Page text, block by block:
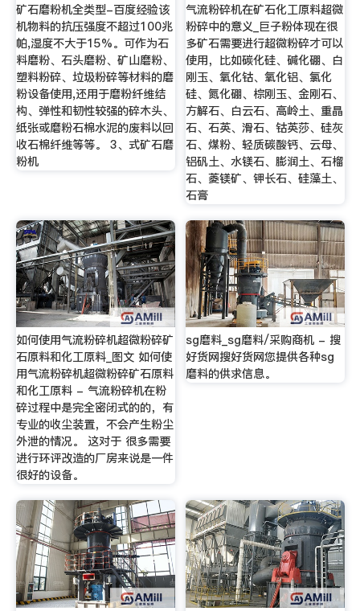
矿石磨粉机全类型-百度经验该
机物料的抗压强度不超过100兆
帕,湿度不大于15%。可作为石
料磨粉、石头磨粉、矿山磨粉、
塑料粉碎、垃圾粉碎等材料的磨
粉设备使用,还用于磨粉纤维结
构、弹性和韧性较强的碎木头、
纸张或磨粉石棉水泥的废料以回
收石棉纤维等等。 3、式矿石磨
粉机
气流粉碎机在矿石化工原料超微
粉碎中的意义_巨子粉体现在很
多矿石需要进行超微粉碎才可以
使用，比如碳化硅、碱化硼、白
刚玉、氧化钴、氧化铝、氯化
硅、氮化硼、棕刚玉、金刚石、
方解石、白云石、高岭土、重晶
石、石英、滑石、钴英莎、硅灰
石、煤粉、轻质碳酸钙、云母、
铝矾土、水镁石、膨润土、石榴
石、菱镁矿、钾长石、硅藻土、
石膏
如何使用气流粉碎机超微粉碎矿
石原料和化工原料_图文 如何使
用气流粉碎机超微粉碎矿石原料
和化工原料 - 气流粉碎机在粉
碎过程中是完全密闭式的的，有
专业的收尘装置，不会产生粉尘
外泄的情况。 这对于 很多需要
进行环评改造的厂房来说是一件
很好的设备。
sg磨料_sg磨料/采购商机 - 搜
好货网搜好货网您提供各种sg
磨料的供求信息。